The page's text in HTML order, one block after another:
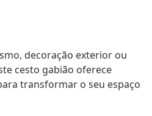
decoração exterior ou
cesto gabião oferece
transformar o seu espaço